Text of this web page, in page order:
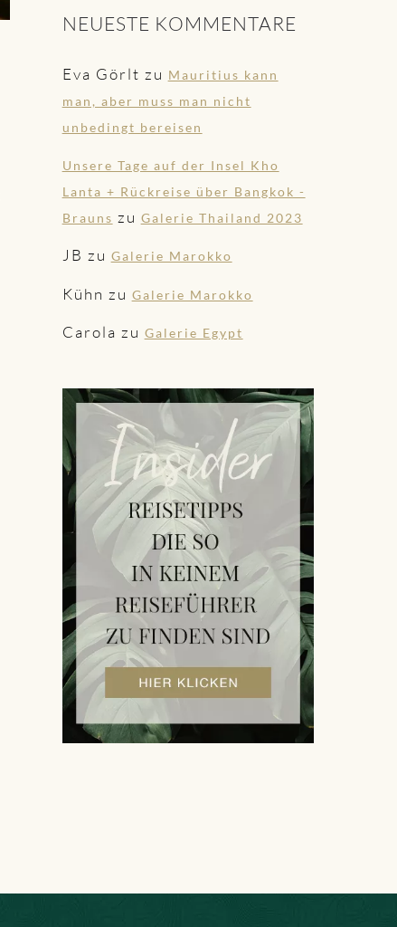
NEUESTE KOMMENTARE
Eva Görlt zu Mauritius kann
man, aber muss man nicht
unbedingt bereisen
Unsere Tage auf der Insel Kho
Lanta + Rückreise über Bangkok -
Brauns zu Galerie Thailand 2023
JB zu Galerie Marokko
Kühn zu Galerie Marokko
Carola zu Galerie Egypt